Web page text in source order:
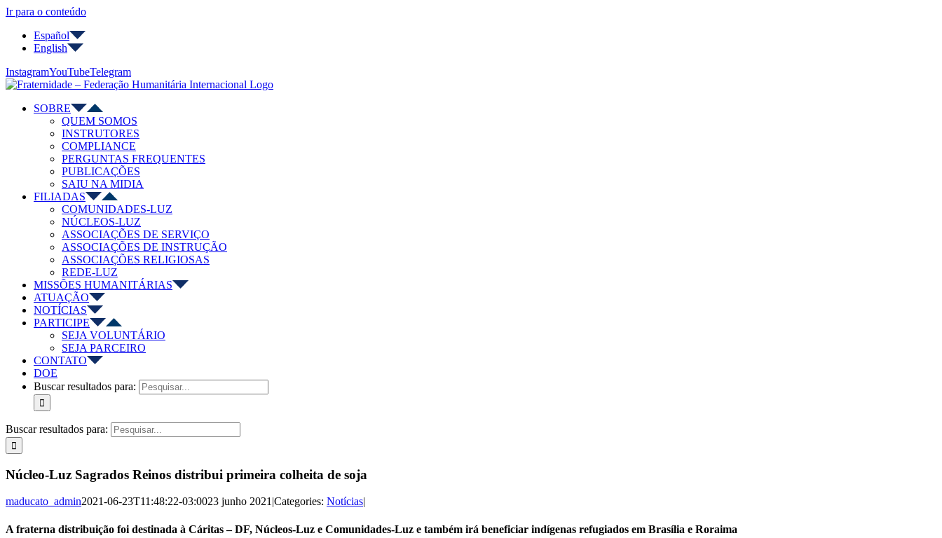
Ir para o conteúdo
Español
English
InstagramYouTubeTelegram
SOBRE
QUEM SOMOS
INSTRUTORES
COMPLIANCE
PERGUNTAS FREQUENTES
PUBLICAÇÕES
SAIU NA MIDIA
FILIADAS
COMUNIDADES-LUZ
NÚCLEOS-LUZ
ASSOCIAÇÕES DE SERVIÇO
ASSOCIAÇÕES DE INSTRUÇÃO
ASSOCIAÇÕES RELIGIOSAS
REDE-LUZ
MISSÕES HUMANITÁRIAS
ATUAÇÃO
NOTÍCIAS
PARTICIPE
SEJA VOLUNTÁRIO
SEJA PARCEIRO
CONTATO
DOE
Buscar resultados para:
Buscar resultados para:
Núcleo-Luz Sagrados Reinos distribui primeira colheita de soja
maducato_admin2021-06-23T11:48:22-03:0023 junho 2021|Categories: Notícias|
A fraterna distribuição foi destinada à Cáritas – DF, Núcleos-Luz e Comunidades-Luz e também irá beneficiar indígenas refugiados em Brasília e Roraima